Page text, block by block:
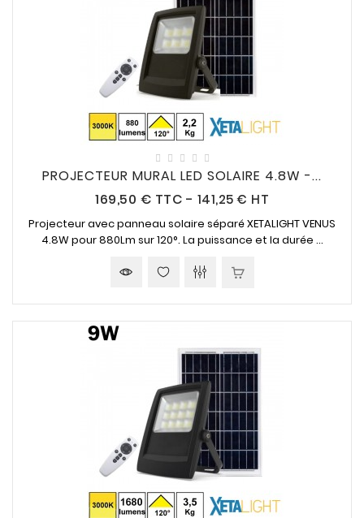
PROJECTEUR MURAL LED SOLAIRE 4.8W -...
169,50 € Prix
TTC - 141,25 € HT
Projecteur avec panneau solaire séparé XETALIGHT VENUS
4.8W pour 880Lm sur 120°. La puissance et la durée ...